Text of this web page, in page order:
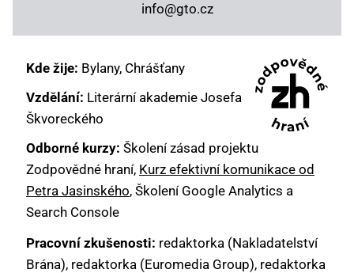
info@gto.cz
Kde žije: Bylany, Chrášťany
Vzdělání: Literární akademie Josefa
Škvoreckého
Odborné kurzy: Školení zásad projektu
Zodpovědné hraní, Kurz efektivní komunikace od
Petra Jasinského, Školení Google Analytics a
Search Console
Pracovní zkušenosti: redaktorka (Nakladatelství
Brána), redaktorka (Euromedia Group), redaktorka